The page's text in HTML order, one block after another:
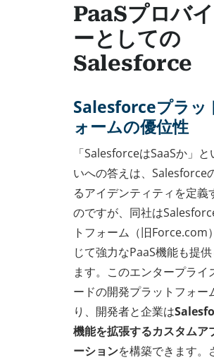
PaaSプロバ
ーとしての
Salesforce
Salesforceプラッ
ォームの優位性
「SalesforceはSaaSか」と
いへの答えは、Salesforce
るアイデンティティを定義
のですが、同社は
トフォーム（旧Force.com
じて強力なPaaS機能も提
ます。このエンタープライ
ードの開発プラットフォー
り、開発者と企業は
機能を拡張するカスタムア
ーションを構築できます。